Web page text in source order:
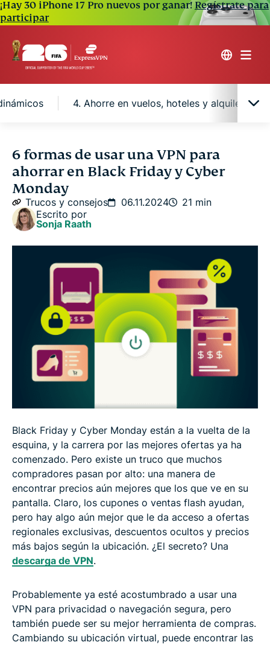
¡Hay 30 iPhone 17 Pro nuevos por ganar!Regístrate para
participar
4. Ahorre en vuelos, hoteles y alquileres
La mejor oferta de VPN para Black Friday y Cyber
Monday
1. Desbloquee descuentos regionales de Black
Friday con una VPN
2. Obtenga precios más bajos en suscripciones y
videojuegos con una VPN
3. Evite aumentos de precios con la protección
VPN contra precios dinámicos
4. Ahorre en vuelos, hoteles y alquileres de autos
este Black Friday con una VPN
para mayores ahorros
6. Compre de forma segura en Black Friday:
consejos para evitar estafas con una VPN
Consejos extra para ahorrar más en Black Friday y
Cyber Monday
6 formas de usar una VPN para
ahorrar en Black Friday y Cyber
Monday
Trucos y consejos 06.11.2024
21 min
Escrito por
Sonja Raath
Black Friday y Cyber Monday están a la vuelta de la
esquina, y la carrera por las mejores ofertas ya ha
comenzado. Pero existe un truco que muchos
compradores pasan por alto: una manera de
encontrar precios aún mejores que los que ve en su
pantalla. Claro, los cupones o ventas flash ayudan,
pero hay algo aún mejor que le da acceso a ofertas
regionales exclusivas, descuentos ocultos y precios
más bajos según la ubicación. ¿El secreto? Una
descarga de VPN.
Probablemente ya esté acostumbrado a usar una
VPN para privacidad o navegación segura, pero
también puede ser su mejor herramienta de compras.
Cambiando su ubicación virtual, puede encontrar las